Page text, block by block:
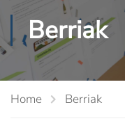
Berriak
Home Berriak